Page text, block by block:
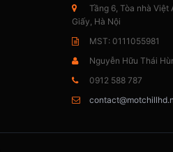
Tầng 6, Tòa nhà Việt
Giấy, Hà Nội
MST: 0111055981
Nguyễn Hữu Thái
0912 588 787